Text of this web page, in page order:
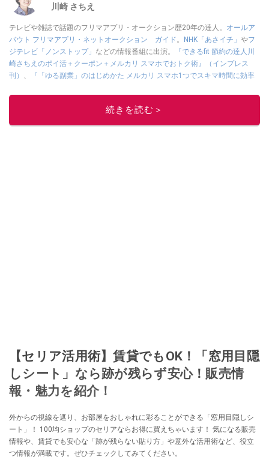
川崎 さちえ
テレビや雑誌で話題のフリマアプリ・オークション歴20年の達人。 オールア
バウト フリマアプリ・ネットオークション ガイド。 NHK「あさイチ」 やフ
ジテレビ「ノンストップ」 などの情報番組に出演。
『できるfit 節約の達人川
崎さちえのポイ活＋クーポン＋メルカリ スマホでおトク術』（インプレス
刊） 、
『「ゆる副業」のはじめかた メルカリ スマホ1つでスキマ時間に効率
ぜ日記」
■経歴：2003年、夫が子育てをするために、突然会社を辞める。翌月からの
給料が０円になり、家にいながら、しかも空いた時間でできるオークション
続きを読む＞
【セリア活用術】賃貸でもOK！「窓用目隠
しシート」なら跡が残らず安心！販売情
報・魅力を紹介！
外からの視線を遮り、お部屋をおしゃれに彩ることができる「窓用目隠しシ
ート」！ 100均ショップのセリアならお得に買えちゃいます！ 気になる販売
情報や、賃貸でも安心な「跡が残らない貼り方」や意外な活用術など、役立
つ情報が満載です。ぜひチェックしてみてください。